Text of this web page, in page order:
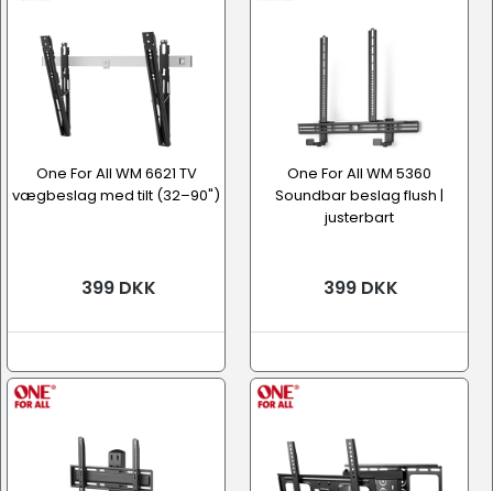
One For All WM 6621 TV
vægbeslag med tilt (32–90")
399 DKK
One For All WM 5360
Soundbar beslag flush |
justerbart
399 DKK